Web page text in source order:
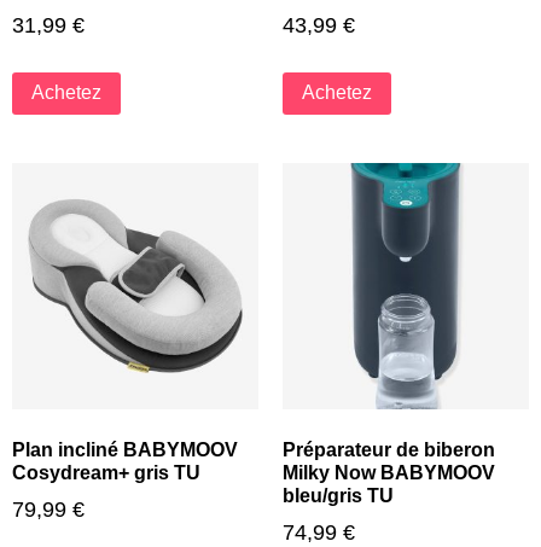
31,99 €
Achetez
43,99 €
Achetez
Plan incliné BABYMOOV
Cosydream+ gris TU
79,99 €
Préparateur de biberon
Milky Now BABYMOOV
bleu/gris TU
74,99 €